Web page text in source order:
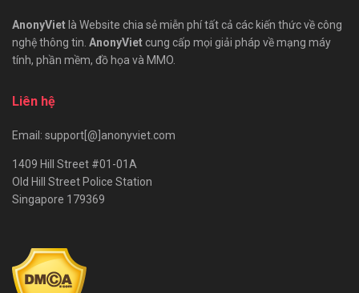
AnonyViet là Website chia sẻ miễn phí tất cả các kiến thức về công
nghệ thông tin. AnonyViet cung cấp mọi giải pháp về mạng máy
tính, phần mềm, đồ họa và MMO.
Liên hệ
Email: support[@]anonyviet.com
1409 Hill Street #01-01A
Old Hill Street Police Station
Singapore 179369